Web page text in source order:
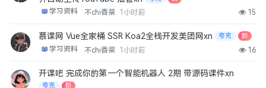
学习资料 不chi香菜 1小时前 15
慕课网 Vue全家桶 SSR Koa2全栈开发美团网xn 夸克 新
学习资料 不chi香菜 1小时前 16
开课吧 完成你的第一个智能机器人 2期 带源码课件xn
夸克 新